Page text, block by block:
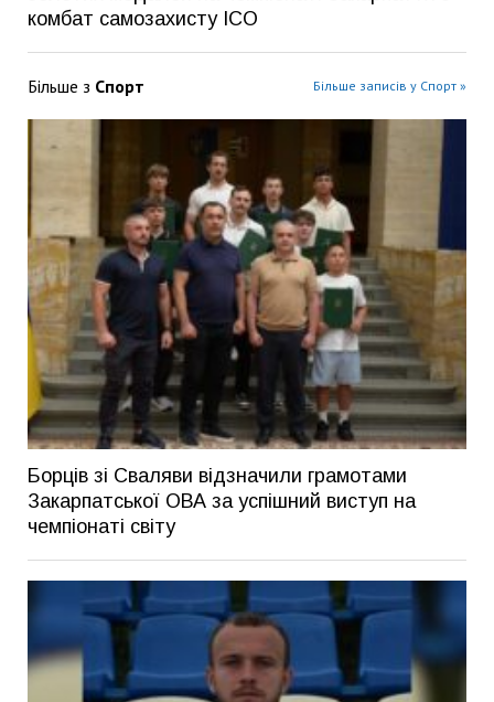
комбат самозахисту ІСО
Більше з Спорт Більше записів у Спорт »
Борців зі Сваляви відзначили грамотами
Закарпатської ОВА за успішний виступ на
чемпіонаті світу